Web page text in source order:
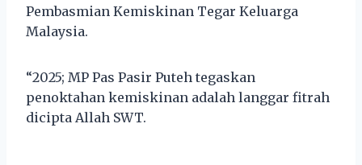
Pembasmian Kemiskinan Tegar Keluarga
Malaysia.
“2025; MP Pas Pasir Puteh tegaskan
penoktahan kemiskinan adalah langgar fitrah
dicipta Allah SWT.